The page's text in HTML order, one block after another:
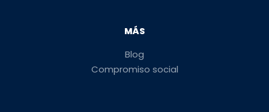
MÁS
Blog
Compromiso social